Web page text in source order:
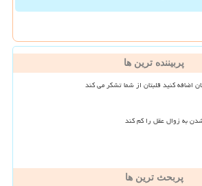
پربیننده ترین ها
اضافه کنید قلبتان از شما تشکر می کند
به زوال عقل را کم کند
پربحث ترین ها